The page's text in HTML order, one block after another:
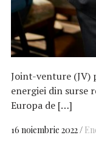
Joint-venture (JV)
energiei din surse
Europa de […]
16 noiembrie 2022